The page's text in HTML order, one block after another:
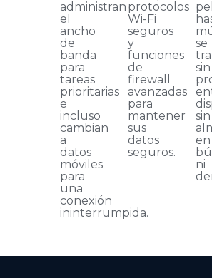
administran
el
ancho
de
banda
para
tareas
prioritarias
e
incluso
cambian
a
datos
móviles
para
una
conexión
ininterrumpida.
protocolos
Wi-Fi
seguros
y
funciones
de
firewall
avanzadas
para
mantener
sus
datos
seguros.
se
sin
sin
en
ni